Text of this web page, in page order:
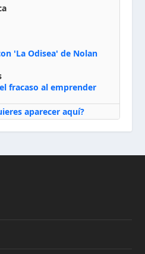
'La Odisea' de Nolan
fracaso al emprender
aparecer aquí?